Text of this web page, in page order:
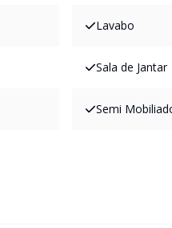
Lavabo
Sala de Jantar
Semi